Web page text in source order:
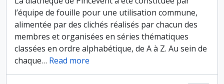
l’équipe de fouille pour une utilisation commune,
alimentée par des clichés réalisés par chacun des
membres et organisées en séries thématiques
classées en ordre alphabétique, de A à Z. Au sein de
chaque… Read more